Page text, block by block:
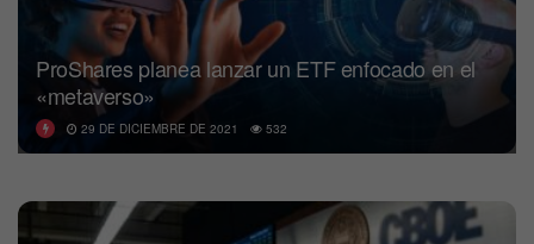
ProShares planea lanzar un ETF enfocado en el
«metaverso»
29 DE DICIEMBRE DE 2021 532